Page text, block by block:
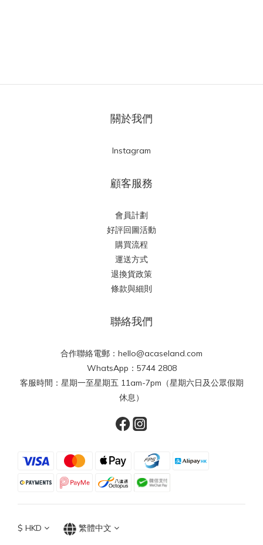
關於我們
Instagram
顧客服務
會員計劃
好評回圖活動
購買流程
運送方式
退換貨政策
條款與細則
聯絡我們
合作聯絡電郵：hello@acaseland.com
WhatsApp：5744 2808
客服時間：星期一至星期五 11am-7pm（星期六日及公眾假期
休息）
$ HKD 繁體中文